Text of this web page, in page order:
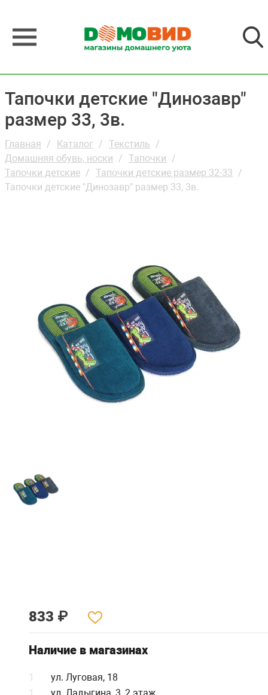
Тапочки детские "Динозавр"
размер 33, 3в.
Главная Каталог
Текстиль
Домашняя обувь, носки
Тапочки
Тапочки детские
Тапочки детские размер 32-33
Тапочки детские "Динозавр" размер 33, 3в.
833 ₽
Наличие в магазинах
1
ул. Луговая, 18